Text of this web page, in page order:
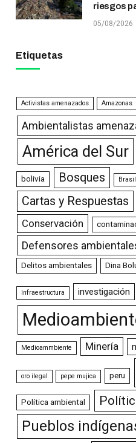
riesgos
05/08/2026
Etiquetas
Activistas amenazados Amazonas
Ambientalistas
América del Sur
bolivia Bosques Brasil
Cartas y Respuestas
Conservación
Defensores
Delitos ambientales Dina
Infraestructura investigación
Medioammbiente Minería
oro ilegal pepe mujica peru
Política ambiental
Pueblos